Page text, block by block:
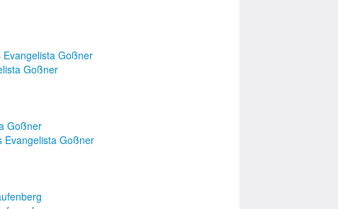
Goßner
Goßner
Goßner
Evangelista Goßner